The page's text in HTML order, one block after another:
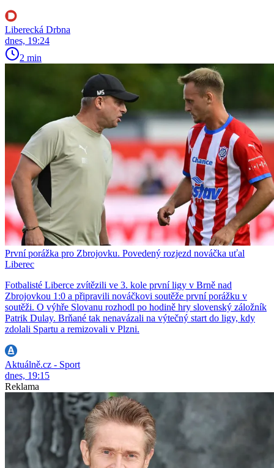
Liberecká Drbna
dnes, 19:24
2 min
První porážka pro Zbrojovku. Povedený rozjezd nováčka uťal
Liberec
Fotbalisté Liberce zvítězili ve 3. kole první ligy v Brně nad
Zbrojovkou 1:0 a připravili nováčkovi soutěže první porážku v
soutěži. O výhře Slovanu rozhodl po hodině hry slovenský záložník
Patrik Dulay. Brňané tak nenavázali na výtečný start do ligy, kdy
zdolali Spartu a remizovali v Plzni.
Aktuálně.cz - Sport
dnes, 19:15
Reklama